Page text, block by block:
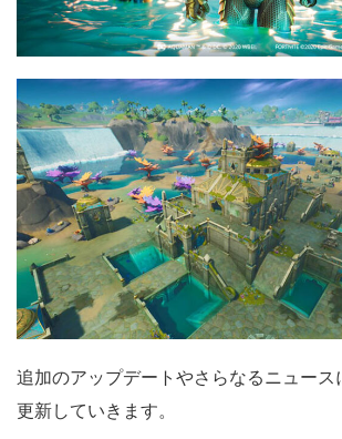
追加のアップデートやさらなるニュース
更新していきます。